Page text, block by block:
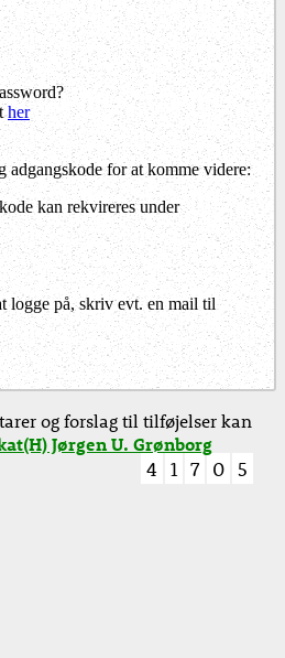
her
adgangskode for at komme videre:
kan rekvireres under
logge på, skriv evt. en mail til
og forslag til tilføjelser kan
Jørgen U. Grønborg
4 1 7 0 5